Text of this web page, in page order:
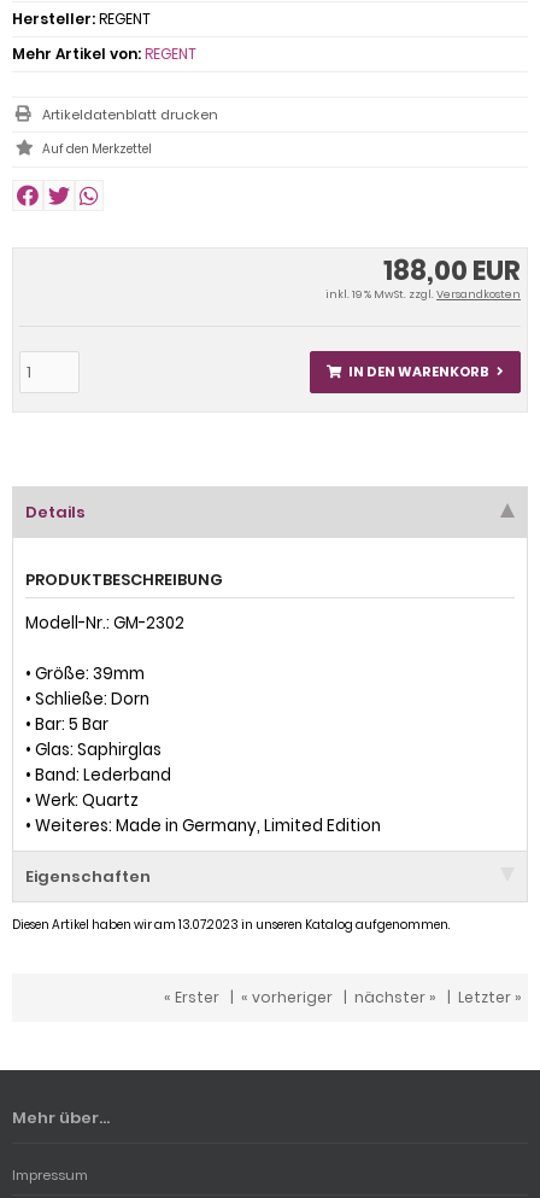
188,00 EUR
inkl. 19 % MwSt. zzgl.Versandkosten
IN DEN WARENKORB
Hersteller:REGENT
Mehr Artikel von:REGENT
Artikeldatenblatt drucken
Details
PRODUKTBESCHREIBUNG
Modell-Nr.: GM-2302
• Größe: 39mm
• Schließe: Dorn
• Bar: 5 Bar
• Glas: Saphirglas
• Band: Lederband
• Werk: Quartz
• Weiteres: Made in Germany, Limited Edition
Eigenschaften
Diesen Artikel haben wir am 13.07.2023 in unseren Katalog aufgenommen.
« Erster | « vorheriger | nächster » | Letzter »
Mehr über...
Impressum